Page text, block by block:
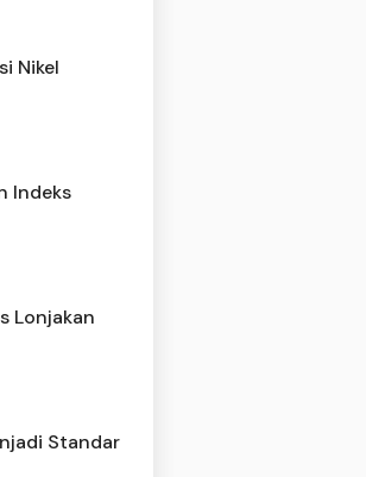
Nikel
Indeks
Lonjakan
Standar